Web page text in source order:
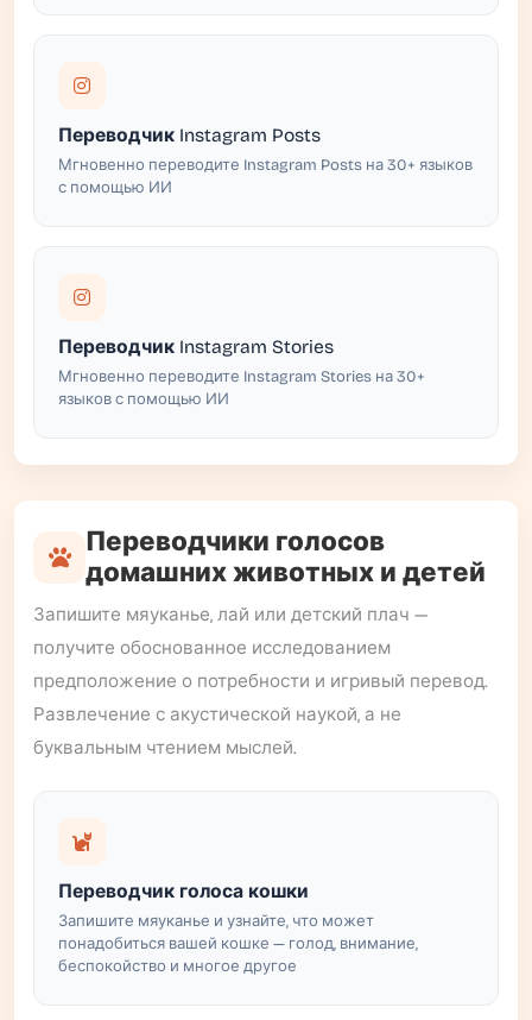
Переводчик Instagram Posts
Мгновенно переводите Instagram Posts на 30+ языков
с помощью ИИ
Переводчик Instagram Stories
Мгновенно переводите Instagram Stories на 30+
языков с помощью ИИ
Переводчики голосов
домашних животных и детей
Запишите мяуканье, лай или детский плач —
получите обоснованное исследованием
предположение о потребности и игривый перевод.
Развлечение с акустической наукой, а не
буквальным чтением мыслей.
Переводчик голоса кошки
Запишите мяуканье и узнайте, что может
понадобиться вашей кошке — голод, внимание,
беспокойство и многое другое